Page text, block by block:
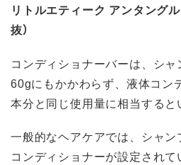
リトルエティーク アンタング
抜）
コンディショナーバーは、シ
60gにもかかわらず、液体コン
本分と同じ使用量に相当すると
一般的なヘアケアでは、シャ
コンディショナーが設定され